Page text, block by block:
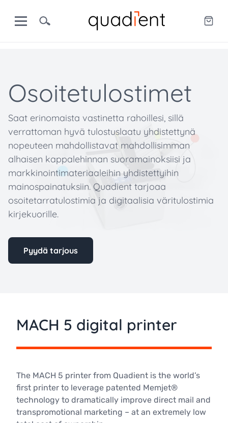
Osoitetulostimet
Saat erinomaista vastinetta rahoillesi, sillä
verrattoman hyvä tulostuslaatu yhdistettynä
nopeuteen mahdollistavat mahdollisimman
alhaisen kappalehinnan suoramainoksiisi ja
markkinointimateriaaleihin yhdistettyihin
mainospainatuksiin. Quadient tarjoaa
osoitetarratulostimia ja digitaalisia väritulostimia
kirjekuorille.
Pyydä tarjous
MACH 5 digital printer
The MACH 5 printer from Quadient is the world’s
first printer to leverage patented Memjet®
technology to dramatically improve direct mail and
transpromotional marketing – at an extremely low